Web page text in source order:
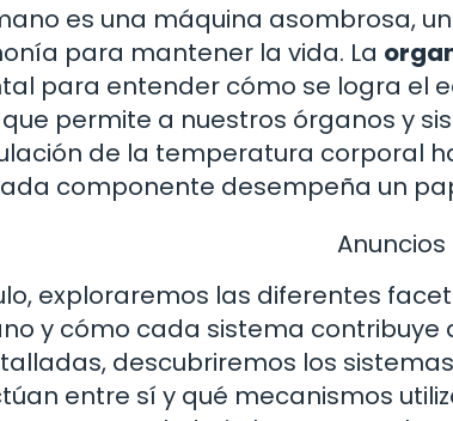
es una máquina asombrosa,
para mantener la vida. La
para entender cómo se logra el
permite a nuestros órganos y
de la temperatura corporal
componente desempeña un
Anuncios
exploraremos las diferentes
y cómo cada sistema contribuye
descubriremos los
entre sí y qué mecanismos